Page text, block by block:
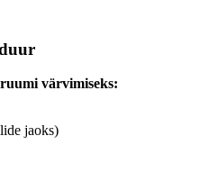
värvimiseks:
jaoks)